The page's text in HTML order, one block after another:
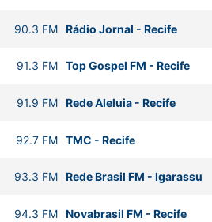
90.3 FM Rádio Jornal - Recife
91.3 FM Top Gospel FM - Recife
91.9 FM Rede Aleluia- Recife
92.7 FM TMC - Recife
93.3 FM Rede Brasil FM - Igarassu
94.3 FM Novabrasil FM - Recife